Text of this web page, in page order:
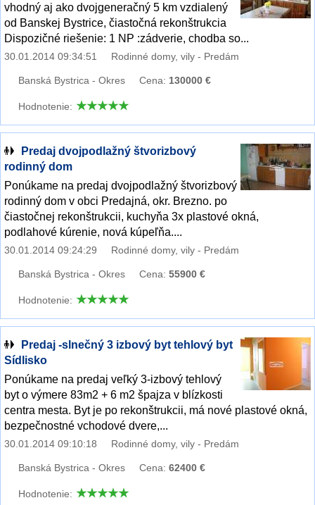
vhodný aj ako dvojgeneračný 5 km vzdialený
od Banskej Bystrice, čiastočná rekonštrukcia
Dispozičné riešenie: 1 NP :zádverie, chodba so...
30.01.2014 09:34:51 Rodinné domy, vily - Predám
Banská Bystrica - Okres Cena: 130000 €
Hodnotenie:
Predaj dvojpodlažný štvorizbový
rodinný dom
Ponúkame na predaj dvojpodlažný štvorizbový
rodinný dom v obci Predajná, okr. Brezno. po
čiastočnej rekonštrukcii, kuchyňa 3x plastové okná,
podlahové kúrenie, nová kúpeľňa....
30.01.2014 09:24:29 Rodinné domy, vily - Predám
Banská Bystrica - Okres Cena: 55900 €
Hodnotenie:
Predaj -slnečný 3 izbový byt tehlový byt
Sídlisko
Ponúkame na predaj veľký 3-izbový tehlový
byt o výmere 83m2 + 6 m2 špajza v blízkosti
centra mesta. Byt je po rekonštrukcii, má nové plastové okná,
bezpečnostné vchodové dvere,...
30.01.2014 09:10:18 Rodinné domy, vily - Predám
Banská Bystrica - Okres Cena: 62400 €
Hodnotenie: